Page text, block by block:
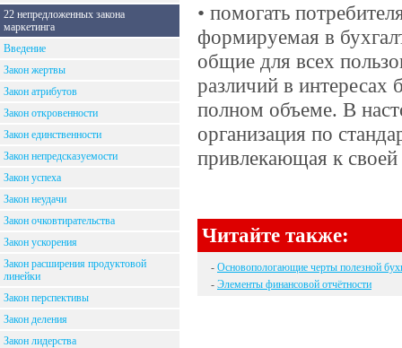
22 непредложенных закона
маркетинга
Введение
Закон жертвы
Закон атрибутов
Закон откровенности
Закон единственности
Закон непредсказуемости
Закон успеха
Закон неудачи
Закон очковтирательства
Закон ускорения
Закон расширения продуктовой
линейки
Закон перспективы
Закон деления
Закон лидерства
• помогать
формируемая в
общие для всех
различий в интересах
полном объеме. В
организация по
привлекающая к своей
Читайте также:
- Основопологающие черты полезной
- Элементы финансовой отчётности